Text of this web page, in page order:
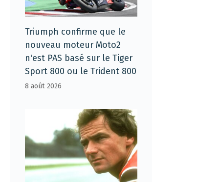
Triumph confirme que le
nouveau moteur Moto2
n'est PAS basé sur le Tiger
Sport 800 ou le Trident 800
8 août 2026